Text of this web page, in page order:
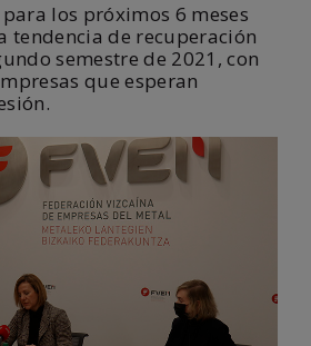
los próximos 6 meses
tendencia de recuperación
semestre de 2021, con
que esperan